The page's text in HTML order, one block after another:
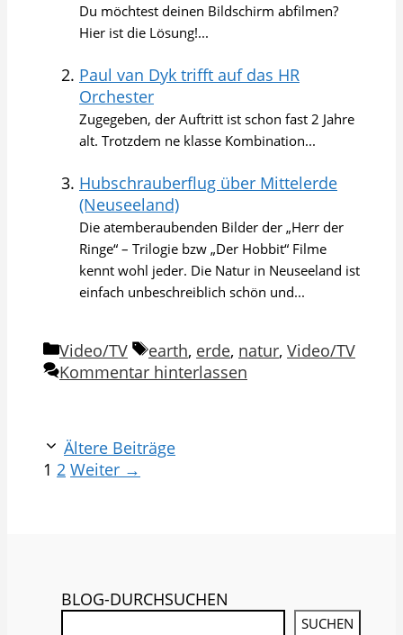
Du möchtest deinen Bildschirm abfilmen?
Hier ist die Lösung!...
Paul van Dyk trifft auf das HR
Orchester
Zugegeben, der Auftritt ist schon fast 2 Jahre
alt. Trotzdem ne klasse Kombination...
Hubschrauberflug über Mittelerde
(Neuseeland)
Die atemberaubenden Bilder der „Herr der
Ringe“ – Trilogie bzw „Der Hobbit“ Filme
kennt wohl jeder. Die Natur in Neuseeland ist
einfach unbeschreiblich schön und...
Kategorien
Video/TV Schlagwörter
earth, erde, natur, Video/TV
Kommentar hinterlassen
Ältere Beiträge
Seite
1 Seite
2 Weiter →
BLOG-DURCHSUCHEN
SUCHEN